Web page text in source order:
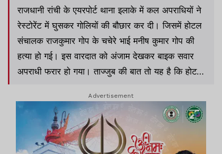
राजधानी रांची के एयरपोर्ट थाना इलाके में कल अपराधियों ने
रेस्टोरेंट में घुसकर गोलियों की बौछार कर दी। जिसमें होटल
संचालक राजकुमार गोप के चचेरे भाई मनीष कुमार गोप की
हत्या हो गई। इस वारदात को अंजाम देखकर बाइक सवार
अपराधी फरार हो गया। ताज्जुब की बात तो यह है कि होटल
थाना में एक लिखित शिकायत दर्ज कराया जिसमें बताया था
कि प्रिंस खान ने मुझे और हमारे साथी पिंटू कच्छप और
पुष्कर महतो से एक करोड़ की रंगदारी मांगी है। रंगदारी नहीं
देने पर हमसभी और हमारे परिवार को जान से मारने की
Advertisement